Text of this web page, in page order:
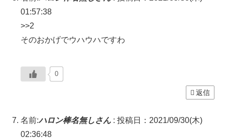
01:57:38
>>2
そのおかげでウハウハですわ
0
返信
名前:ハロン棒名無しさん : 投稿日：2021/09/30(木)
02:36:48